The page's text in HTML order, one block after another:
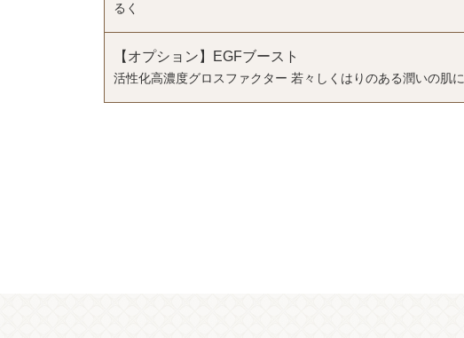
るく
【オプション】EGFブースト
活性化高濃度グロスファクター 若々しくはりのある潤いの肌に